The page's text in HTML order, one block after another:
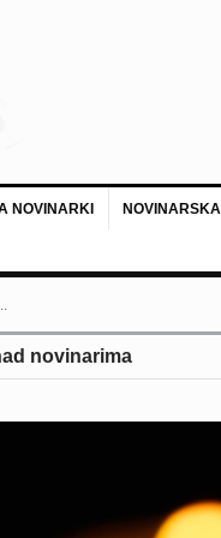
NOVINARKI
novinarima